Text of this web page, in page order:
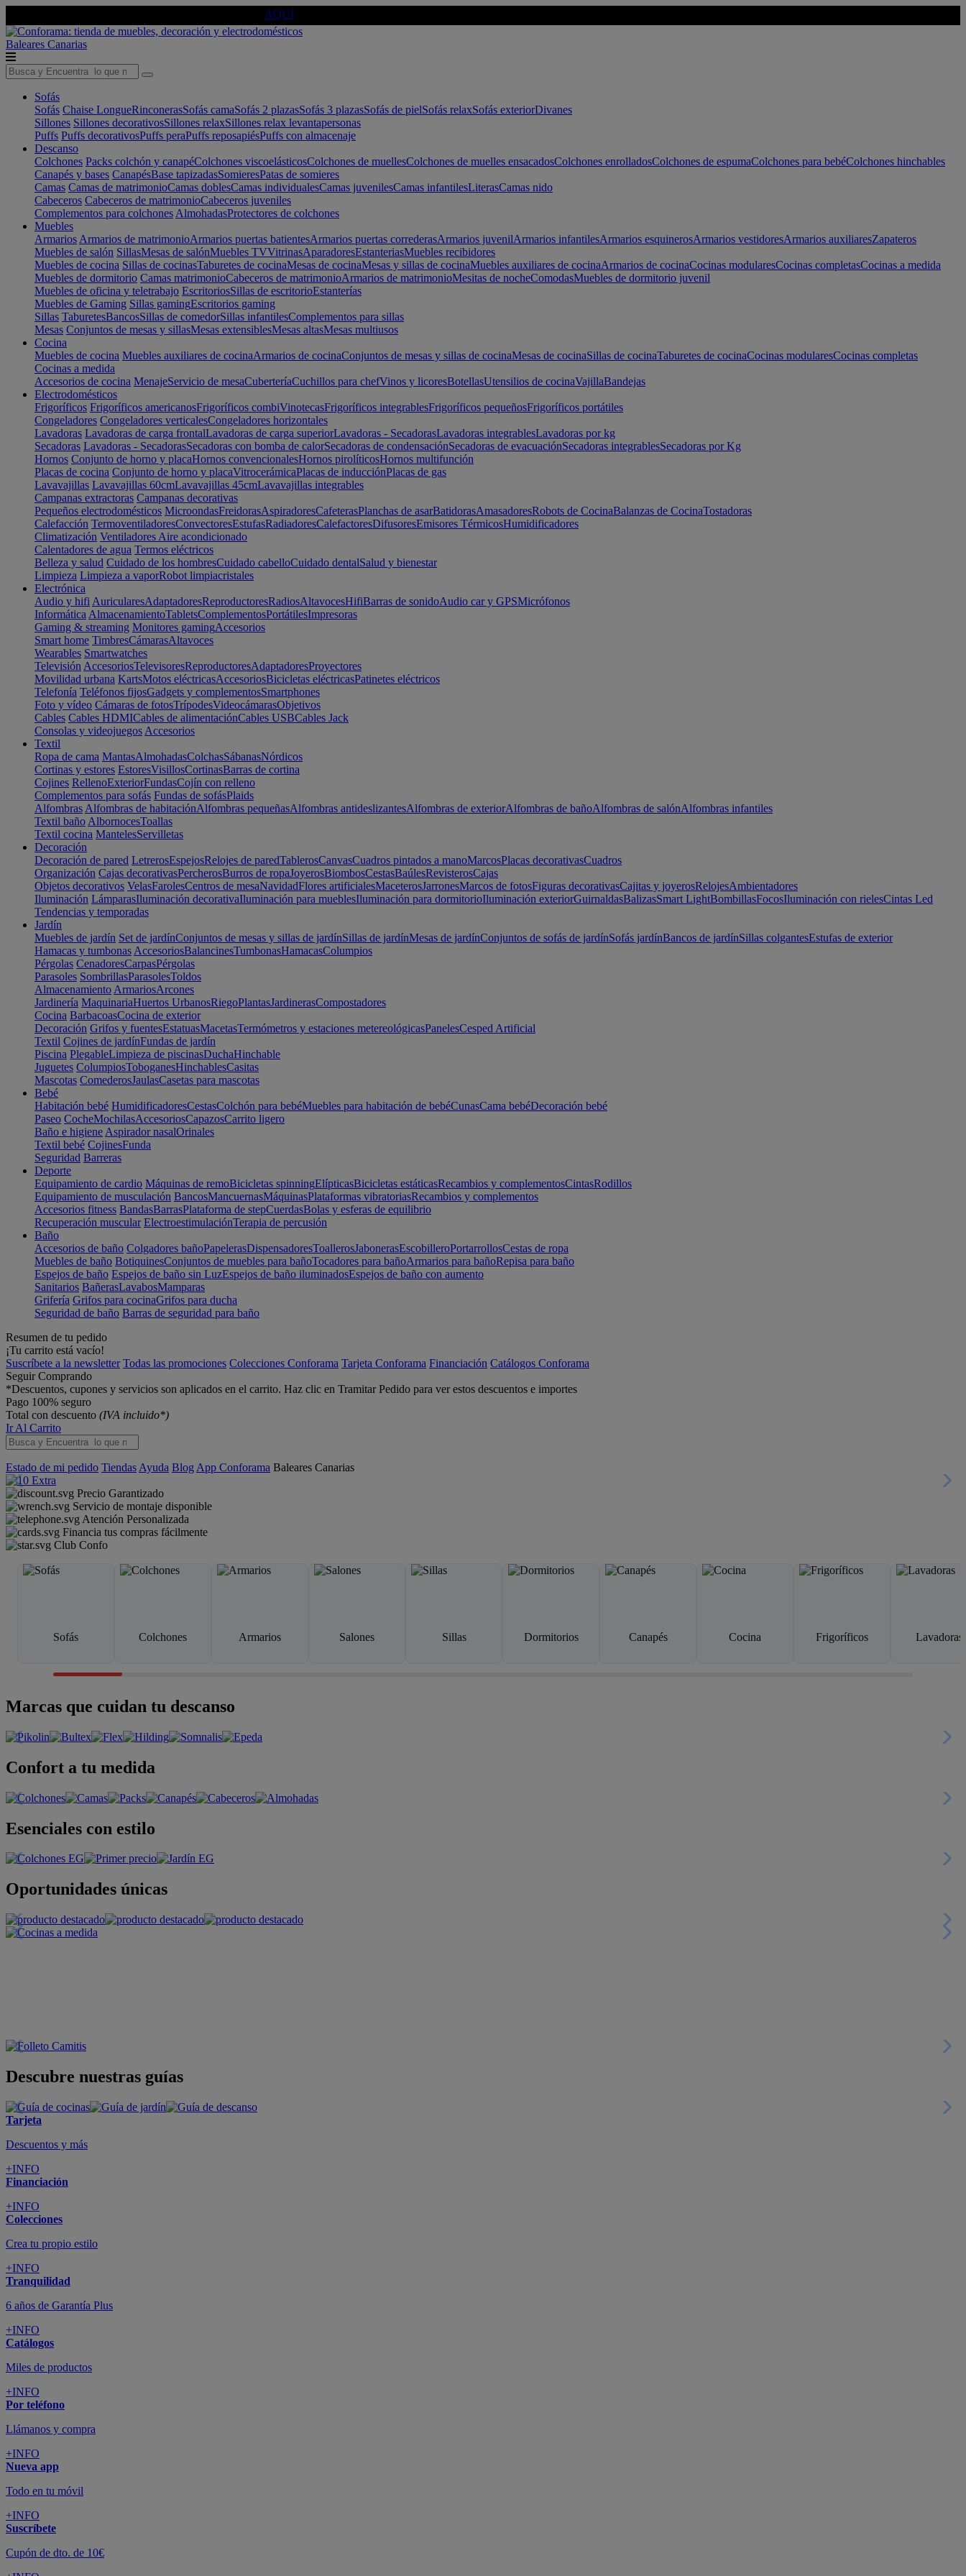
AQUÍ
Baleares Canarias
Sofás
Sofás Chaise LongueRinconerasSofás camaSofás 2 plazasSofás 3 plazasSofás de pielSofás relaxSofás exteriorDivanes
Sillones Sillones decorativosSillones relaxSillones relax levantapersonas
Puffs Puffs decorativosPuffs peraPuffs reposapiésPuffs con almacenaje
Descanso
Colchones Packs colchón y canapéColchones viscoelásticosColchones de muellesColchones de muelles ensacadosColchones enrolladosColchones de espumaColchones para bebéColchones hinchables
Canapés y bases CanapésBase tapizadasSomieresPatas de somieres
Camas Camas de matrimonioCamas doblesCamas individualesCamas juvenilesCamas infantilesLiterasCamas nido
Cabeceros Cabeceros de matrimonioCabeceros juveniles
Complementos para colchones AlmohadasProtectores de colchones
Muebles
Armarios Armarios de matrimonioArmarios puertas batientesArmarios puertas correderasArmarios juvenilArmarios infantilesArmarios esquinerosArmarios vestidoresArmarios auxiliaresZapateros
Muebles de salón SillasMesas de salónMuebles TVVitrinasAparadoresEstanteriasMuebles recibidores
Muebles de cocina Sillas de cocinasTaburetes de cocinaMesas de cocinaMesas y sillas de cocinaMuebles auxiliares de cocinaArmarios de cocinaCocinas modularesCocinas completasCocinas a medida
Muebles de dormitorio Camas matrimonioCabeceros de matrimonioArmarios de matrimonioMesitas de nocheComodasMuebles de dormitorio juvenil
Muebles de oficina y teletrabajo EscritoriosSillas de escritorioEstanterías
Muebles de Gaming Sillas gamingEscritorios gaming
Sillas TaburetesBancosSillas de comedorSillas infantilesComplementos para sillas
Mesas Conjuntos de mesas y sillasMesas extensiblesMesas altasMesas multiusos
Cocina
Muebles de cocina Muebles auxiliares de cocinaArmarios de cocinaConjuntos de mesas y sillas de cocinaMesas de cocinaSillas de cocinaTaburetes de cocinaCocinas modularesCocinas completas
Cocinas a medida
Accesorios de cocina MenajeServicio de mesaCuberteríaCuchillos para chefVinos y licoresBotellasUtensilios de cocinaVajillaBandejas
Electrodomésticos
Frigoríficos Frigoríficos americanosFrigoríficos combiVinotecasFrigoríficos integrablesFrigoríficos pequeñosFrigoríficos portátiles
Congeladores Congeladores verticalesCongeladores horizontales
Lavadoras Lavadoras de carga frontalLavadoras de carga superiorLavadoras - SecadorasLavadoras integrablesLavadoras por kg
Secadoras Lavadoras - SecadorasSecadoras con bomba de calorSecadoras de condensaciónSecadoras de evacuaciónSecadoras integrablesSecadoras por Kg
Hornos Conjunto de horno y placaHornos convencionalesHornos pirolíticosHornos multifunción
Placas de cocina Conjunto de horno y placaVitrocerámicaPlacas de inducciónPlacas de gas
Lavavajillas Lavavajillas 60cmLavavajillas 45cmLavavajillas integrables
Campanas extractoras Campanas decorativas
Pequeños electrodomésticos MicroondasFreidorasAspiradoresCafeterasPlanchas de asarBatidorasAmasadoresRobots de CocinaBalanzas de CocinaTostadoras
Calefacción TermoventiladoresConvectoresEstufasRadiadoresCalefactoresDifusoresEmisores TérmicosHumidificadores
Climatización Ventiladores Aire acondicionado
Calentadores de agua Termos eléctricos
Belleza y salud Cuidado de los hombresCuidado cabelloCuidado dentalSalud y bienestar
Limpieza Limpieza a vaporRobot limpiacristales
Electrónica
Audio y hifi AuricularesAdaptadoresReproductoresRadiosAltavocesHifiBarras de sonidoAudio car y GPSMicrófonos
Informática AlmacenamientoTabletsComplementosPortátilesImpresoras
Gaming & streaming Monitores gamingAccesorios
Smart home TimbresCámarasAltavoces
Wearables Smartwatches
Televisión AccesoriosTelevisoresReproductoresAdaptadoresProyectores
Movilidad urbana KartsMotos eléctricasAccesoriosBicicletas eléctricasPatinetes eléctricos
Telefonía Teléfonos fijosGadgets y complementosSmartphones
Foto y vídeo Cámaras de fotosTrípodesVideocámarasObjetivos
Cables Cables HDMICables de alimentaciónCables USBCables Jack
Consolas y videojuegos Accesorios
Textil
Ropa de cama MantasAlmohadasColchasSábanasNórdicos
Cortinas y estores EstoresVisillosCortinasBarras de cortina
Cojines RellenoExteriorFundasCojín con relleno
Complementos para sofás Fundas de sofásPlaids
Alfombras Alfombras de habitaciónAlfombras pequeñasAlfombras antideslizantesAlfombras de exteriorAlfombras de bañoAlfombras de salónAlfombras infantiles
Textil baño AlbornocesToallas
Textil cocina MantelesServilletas
Decoración
Decoración de pared LetrerosEspejosRelojes de paredTablerosCanvasCuadros pintados a manoMarcosPlacas decorativasCuadros
Organización Cajas decorativasPercherosBurros de ropaJoyerosBiombosCestasBaúlesRevisterosCajas
Objetos decorativos VelasFarolesCentros de mesaNavidadFlores artificialesMaceterosJarronesMarcos de fotosFiguras decorativasCajitas y joyerosRelojesAmbientadores
Iluminación LámparasIluminación decorativaIluminación para mueblesIluminación para dormitorioIluminación exteriorGuirnaldasBalizasSmart LightBombillasFocosIluminación con rielesCintas Led
Tendencias y temporadas
Jardín
Muebles de jardín Set de jardínConjuntos de mesas y sillas de jardínSillas de jardínMesas de jardínConjuntos de sofás de jardínSofás jardínBancos de jardínSillas colgantesEstufas de exterior
Hamacas y tumbonas AccesoriosBalancinesTumbonasHamacasColumpios
Pérgolas CenadoresCarpasPérgolas
Parasoles SombrillasParasolesToldos
Almacenamiento ArmariosArcones
Jardinería MaquinariaHuertos UrbanosRiegoPlantasJardinerasCompostadores
Cocina BarbacoasCocina de exterior
Decoración Grifos y fuentesEstatuasMacetasTermómetros y estaciones metereológicasPanelesCesped Artificial
Textil Cojines de jardínFundas de jardín
Piscina PlegableLimpieza de piscinasDuchaHinchable
Juguetes ColumpiosToboganesHinchablesCasitas
Mascotas ComederosJaulasCasetas para mascotas
Bebé
Habitación bebé HumidificadoresCestasColchón para bebéMuebles para habitación de bebéCunasCama bebéDecoración bebé
Paseo CocheMochilasAccesoriosCapazosCarrito ligero
Baño e higiene Aspirador nasalOrinales
Textil bebé CojinesFunda
Seguridad Barreras
Deporte
Equipamiento de cardio Máquinas de remoBicicletas spinningElípticasBicicletas estáticasRecambios y complementosCintasRodillos
Equipamiento de musculación BancosMancuernasMáquinasPlataformas vibratoriasRecambios y complementos
Accesorios fitness BandasBarrasPlataforma de stepCuerdasBolas y esferas de equilibrio
Recuperación muscular ElectroestimulaciónTerapia de percusión
Baño
Accesorios de baño Colgadores bañoPapelerasDispensadoresToallerosJabonerasEscobilleroPortarrollosCestas de ropa
Muebles de baño BotiquinesConjuntos de muebles para bañoTocadores para bañoArmarios para bañoRepisa para baño
Espejos de baño Espejos de baño sin LuzEspejos de baño iluminadosEspejos de baño con aumento
Sanitarios BañerasLavabosMamparas
Grifería Grifos para cocinaGrifos para ducha
Seguridad de baño Barras de seguridad para baño
Resumen de tu pedido
¡Tu carrito está vacío!
Suscríbete a la newsletter Todas las promociones Colecciones Conforama Tarjeta Conforama Financiación Catálogos Conforama
Seguir Comprando
*Descuentos, cupones y servicios son aplicados en el carrito. Haz clic en Tramitar Pedido para ver estos descuentos e importes
Pago 100% seguro
Total con descuento (IVA incluido*)
Ir Al Carrito
Estado de mi pedido Tiendas Ayuda Blog App Conforama Baleares Canarias
Precio Garantizado
Servicio de montaje disponible
Atención Personalizada
Financia tus compras fácilmente
Club Confo
Sofás Colchones Armarios Salones Sillas Dormitorios Canapés Cocina Frigoríficos Lavadoras
Marcas que cuidan tu descanso
Confort a tu medida
Esenciales con estilo
Oportunidades únicas
Descubre nuestras guías
Tarjeta
Descuentos y más
+INFO
Financiación
+INFO
Colecciones
Crea tu propio estilo
+INFO
Tranquilidad
6 años de Garantía Plus
+INFO
Catálogos
Miles de productos
+INFO
Por teléfono
Llámanos y compra
+INFO
Nueva app
Todo en tu móvil
+INFO
Suscríbete
Cupón de dto. de 10€